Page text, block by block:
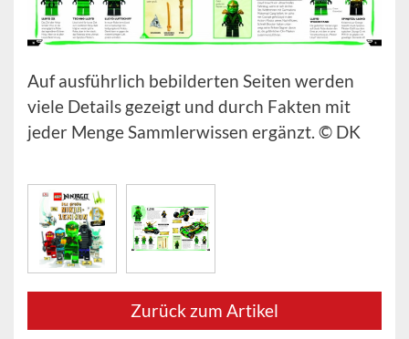
Auf ausführlich bebilderten Seiten werden
viele Details gezeigt und durch Fakten mit
jeder Menge Sammlerwissen ergänzt. © DK
Zurück zum Artikel